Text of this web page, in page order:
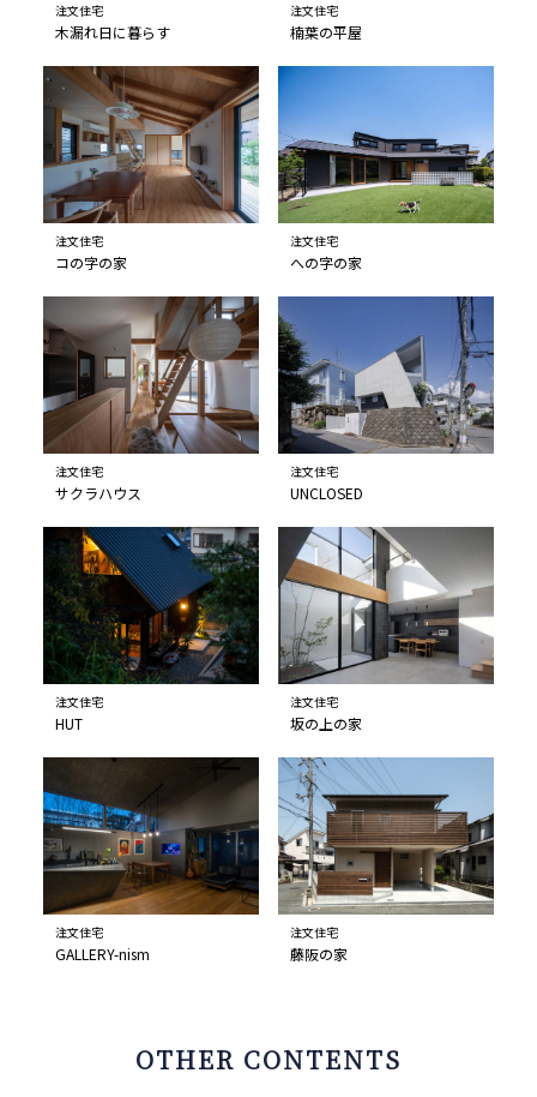
注文住宅
木漏れ日に暮らす
注文住宅
楠葉の平屋
注文住宅
コの字の家
注文住宅
への字の家
注文住宅
サクラハウス
注文住宅
UNCLOSED
注文住宅
HUT
注文住宅
坂の上の家
注文住宅
GALLERY-nism
注文住宅
藤阪の家
OTHER CONTENTS